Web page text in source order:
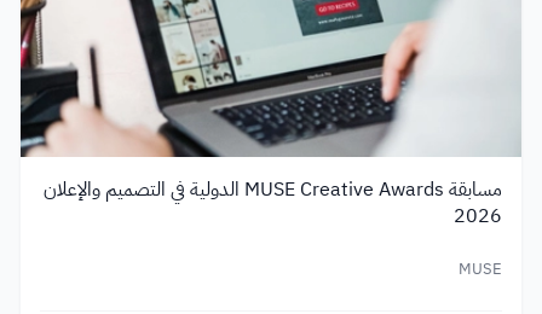
مسابقة MUSE Creative Awards الدولية في التصميم والإعلان
2026
MUSE